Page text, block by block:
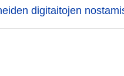
digitaitojen